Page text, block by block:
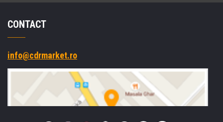
CONTACT
info@cdrmarket.ro